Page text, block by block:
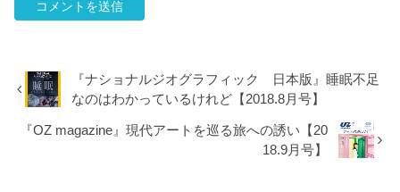
『ナショナルジオグラフィック 日本版』睡眠不足
なのはわかっているけれど【2018.8月号】
『OZ magazine』現代アートを巡る旅への誘い【20
18.9月号】